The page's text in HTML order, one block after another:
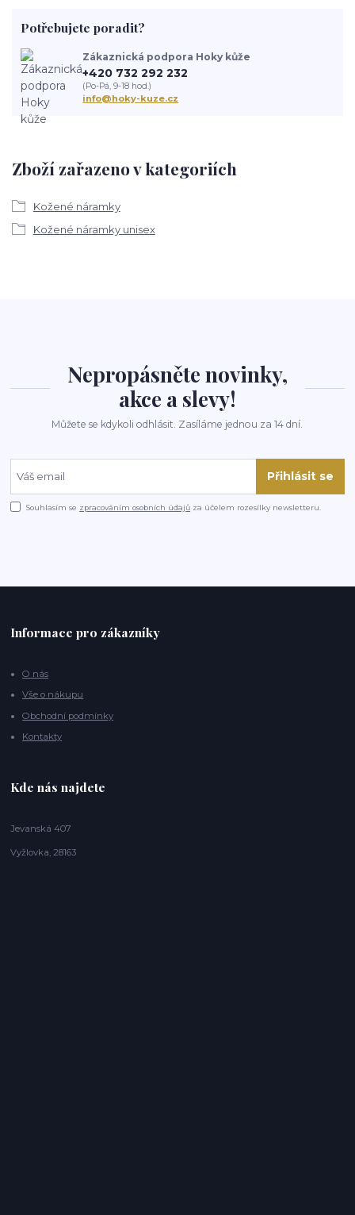
Zboží zařazeno v kategoriích
Kožené náramky
Kožené náramky unisex
Potřebujete poradit?
Zákaznická podpora Hoky kůže
+420 732 292 232
(Po-Pá, 9-18 hod.)
info@hoky-kuze.cz
Nepropásněte novinky,
akce a slevy!
Můžete se kdykoli odhlásit. Zasíláme jednou za 14 dní.
Přihlásit se
Souhlasím se zpracováním osobních údajů za účelem rozesílky newsletteru.
Informace pro zákazníky
O nás
Vše o nákupu
Obchodní podmínky
Kontakty
Kde nás najdete
Jevanská 407
Vyžlovka, 28163